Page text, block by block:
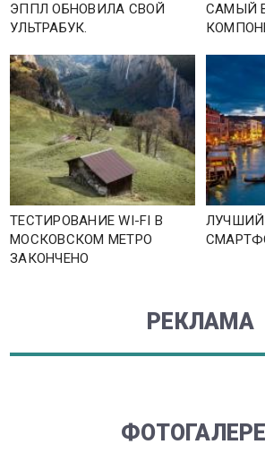
ЭППЛ ОБНОВИЛА СВОЙ
УЛЬТРАБУК.
САМЫЙ
ТЕСТИРОВАНИЕ WI-FI В
МОСКОВСКОМ МЕТРО
ЗАКОНЧЕНО
РЕКЛАМА